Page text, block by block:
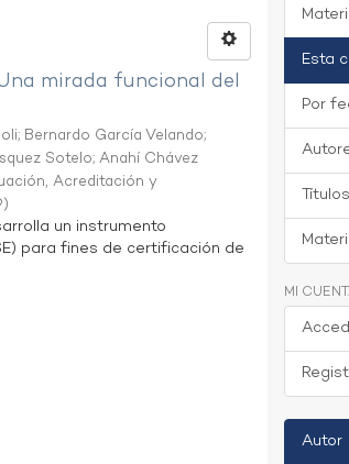
mirada funcional del
; Bernardo García Velando;
Sotelo;Anahí Chávez
Acreditación y
)
un instrumento
para fines de certificación de
Esta
Por
Títulos
MI
Autor